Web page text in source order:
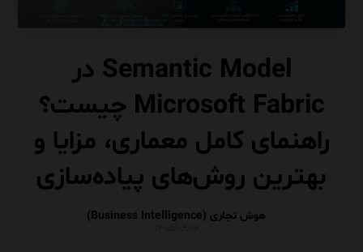
Semantic Model در
Microsoft Fabric چیست؟
راهنمای کامل معماری، مزایا و
بهترین روش‌های پیاده‌سازی
هوش تجاری (Business Intelligence)